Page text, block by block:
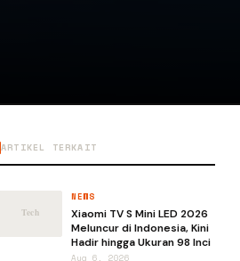
ARTIKEL TERKAIT
NEWS
Xiaomi TV S Mini LED 2026
Meluncur di Indonesia, Kini
Hadir hingga Ukuran 98 Inci
Aug 6, 2026